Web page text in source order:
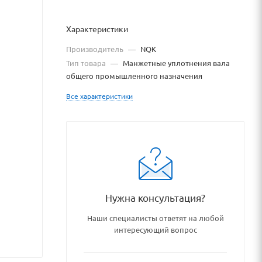
Характеристики
Производитель — NQK
Тип товара — Манжетные уплотнения вала
общего промышленного назначения
Все характеристики
Нужна консультация?
Наши специалисты ответят на любой
интересующий вопрос